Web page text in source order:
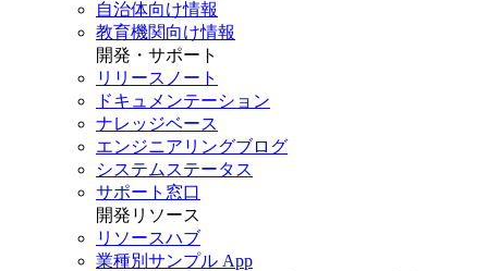
自治体向け情報
教育機関向け情報
開発・サポート
リリースノート
ドキュメンテーション
ナレッジベース
エンジニアリングブログ
システムステータス
サポート窓口
開発リソース
リソースハブ
業種別サンプル App